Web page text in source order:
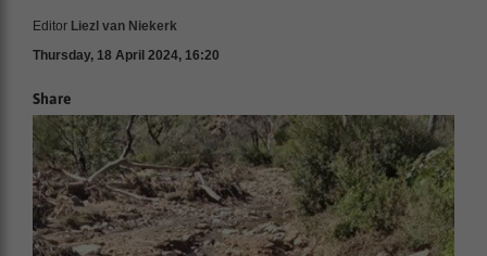
Editor Liezl van Niekerk
Thursday, 18 April 2024, 16:20
Share